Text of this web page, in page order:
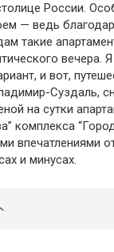
России.
— ведь
такие
вечера.
и вот,
Суздаль,
на сутки
комплекса
впечатлениями
и минусах.